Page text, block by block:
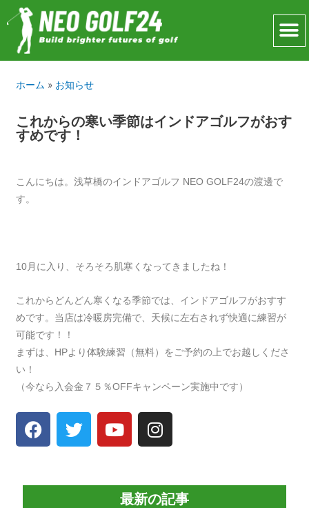
ホーム » お知らせ
これからの寒い季節はインドアゴルフがおす
すめです！
こんにちは。浅草橋のインドアゴルフ NEO GOLF24の渡邊で
す。
10月に入り、そろそろ肌寒くなってきましたね！
これからどんどん寒くなる季節では、インドアゴルフがおすす
めです。当店は冷暖房完備で、天候に左右されず快適に練習が
可能です！！
まずは、HPより体験練習（無料）をご予約の上でお越しくださ
い！
（今なら入会金７５％OFFキャンペーン実施中です）
最新の記事